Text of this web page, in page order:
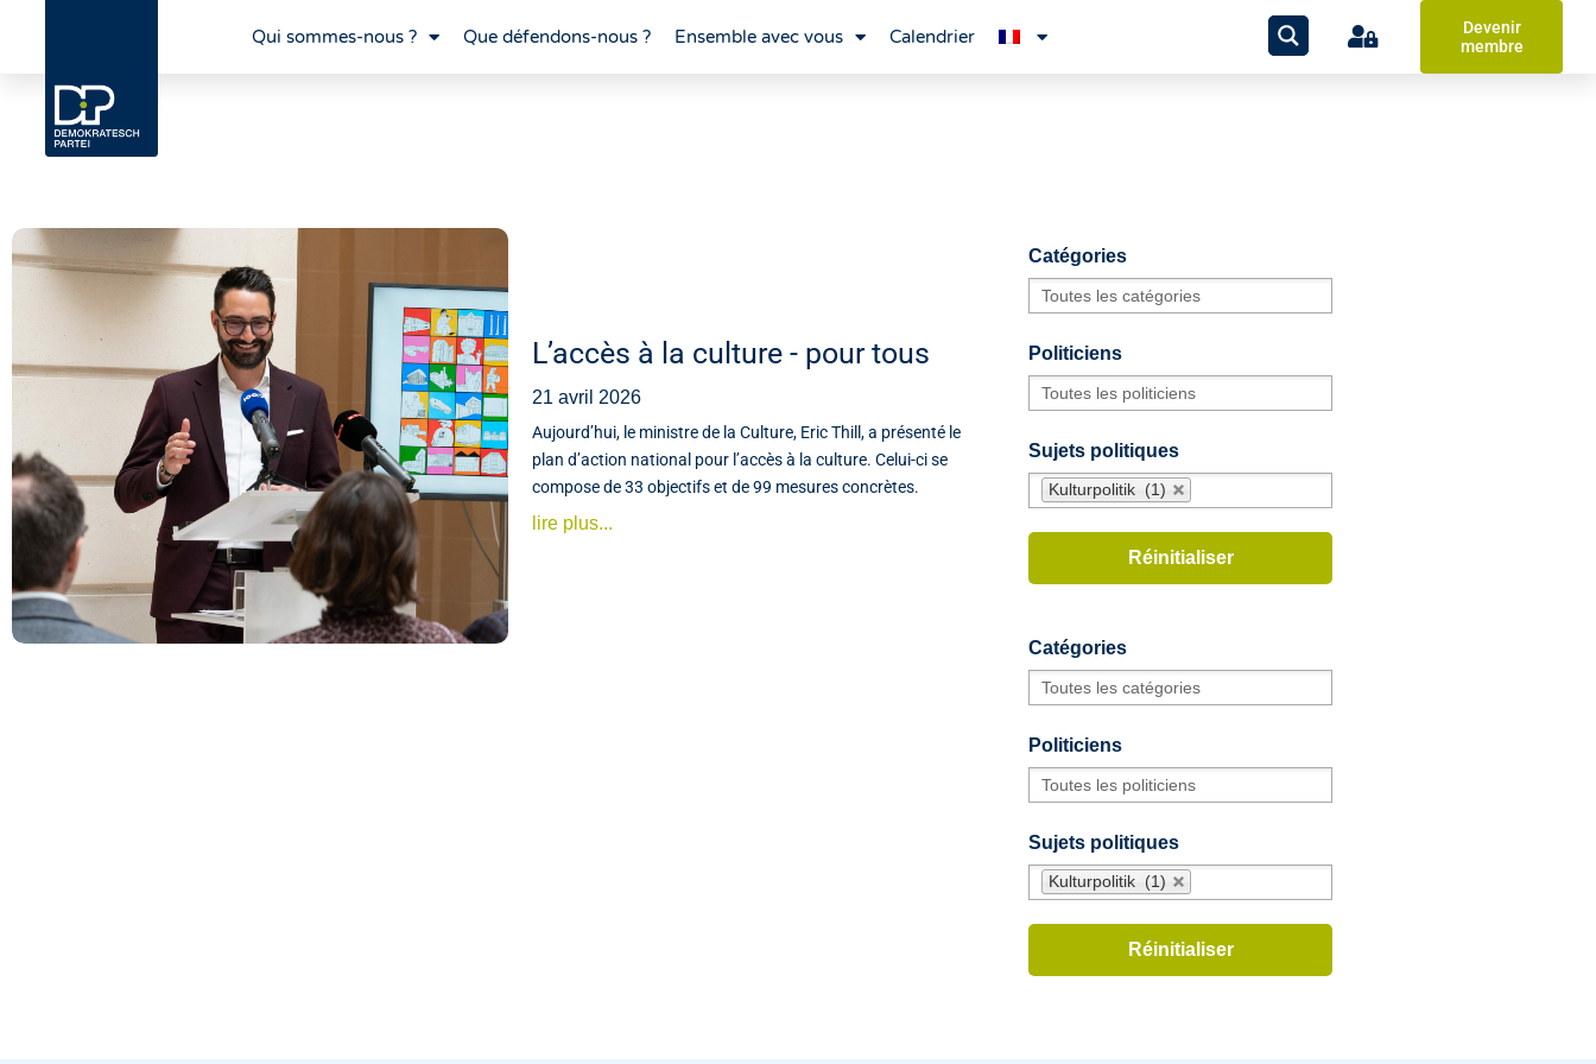
Qui sommes-nous ? Que défendons-nous ? Ensemble avec vous Calendrier
Devenir
membre
L’accès à la culture - pour tous
21 avril 2026
Aujourd’hui, le ministre de la Culture, Eric Thill, a présenté le
plan d’action national pour l’accès à la culture. Celui-ci se
compose de 33 objectifs et de 99 mesures concrètes.
lire plus...
Catégories
Politiciens
Sujets politiques
Kulturpolitik (1)
Catégories
Politiciens
Sujets politiques
Kulturpolitik (1)